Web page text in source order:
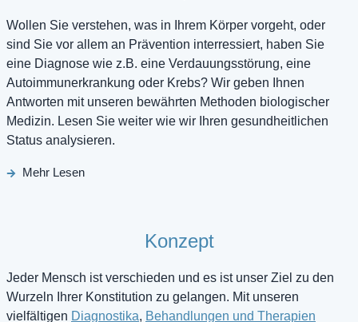
Wollen Sie verstehen, was in Ihrem Körper vorgeht, oder
sind Sie vor allem an Prävention interressiert, haben Sie
eine Diagnose wie z.B. eine Verdauungsstörung, eine
Autoimmunerkrankung oder Krebs? Wir geben Ihnen
Antworten mit unseren bewährten Methoden biologischer
Medizin. Lesen Sie weiter wie wir Ihren gesundheitlichen
Status analysieren.
Mehr Lesen
Konzept
Jeder Mensch ist verschieden und es ist unser Ziel zu den
Wurzeln Ihrer Konstitution zu gelangen. Mit unseren
vielfältigen Diagnostika, Behandlungen und Therapien